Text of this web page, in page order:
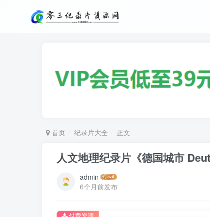
首页 纪录片大全 正文
人文地理纪录片《德国城市
admin
6个月前发布